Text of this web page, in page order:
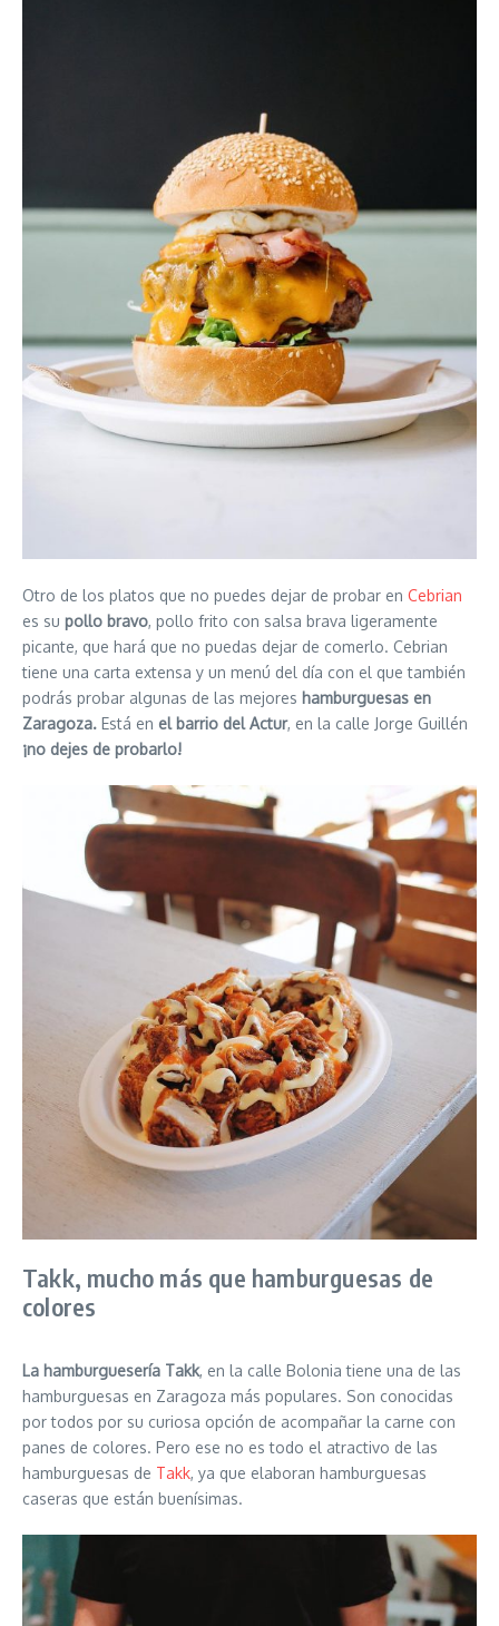
Otro de los platos que no puedes dejar de probar en Cebrian
es su pollo bravo, pollo frito con salsa brava ligeramente
picante, que hará que no puedas dejar de comerlo. Cebrian
tiene una carta extensa y un menú del día con el que también
podrás probar algunas de las mejores hamburguesas en
Zaragoza. Está en el barrio del Actur, en la calle Jorge Guillén
¡no dejes de probarlo!
Takk, mucho más que hamburguesas de
colores
La hamburguesería Takk, en la calle Bolonia tiene una de las
hamburguesas en Zaragoza más populares. Son conocidas
por todos por su curiosa opción de acompañar la carne con
panes de colores. Pero ese no es todo el atractivo de las
hamburguesas de Takk, ya que elaboran hamburguesas
caseras que están buenísimas.